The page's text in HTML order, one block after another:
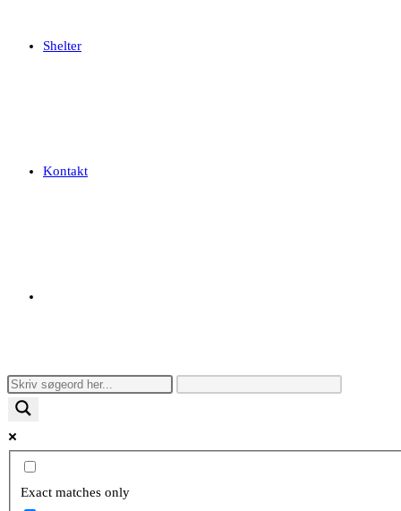
Shelter
Kontakt
Exact matches only